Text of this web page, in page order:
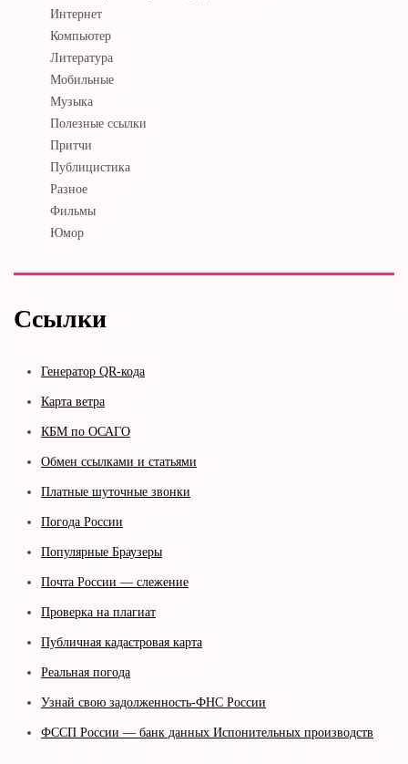
Интернет
Компьютер
Литература
Мобильные
Музыка
Полезные ссылки
Притчи
Публицистика
Разное
Фильмы
Юмор
Ссылки
Генератор QR-кода
Карта ветра
КБМ по ОСАГО
Обмен ссылками и статьями
Платные шуточные звонки
Погода России
Популярные Браузеры
Почта России — слежение
Проверка на плагиат
Публичная кадастровая карта
Реальная погода
Узнай свою задолженность-ФНС России
ФССП России — банк данных Испонительных производств